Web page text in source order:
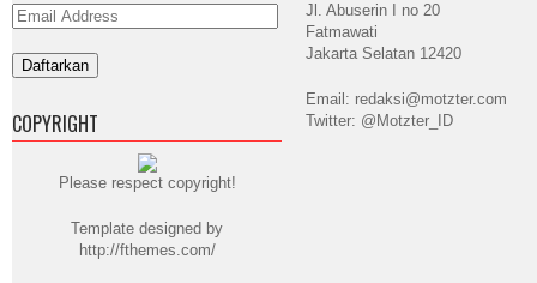
Email
Address
COPYRIGHT
Please respect copyright!
Template designed by
http://fthemes.com/
Jl. Abuserin I no 20
Fatmawati
Jakarta Selatan 12420
Email: redaksi@motzter.com
Twitter: @Motzter_ID